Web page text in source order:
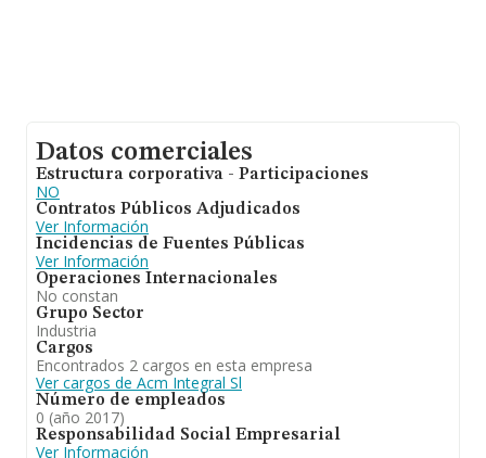
Datos comerciales
Estructura corporativa - Participaciones
NO
Contratos Públicos Adjudicados
Ver Información
Incidencias de Fuentes Públicas
Ver Información
Operaciones Internacionales
No constan
Grupo Sector
Industria
Cargos
Encontrados 2 cargos en esta empresa
Ver cargos de Acm Integral Sl
Número de empleados
0 (año 2017)
Responsabilidad Social Empresarial
Ver Información